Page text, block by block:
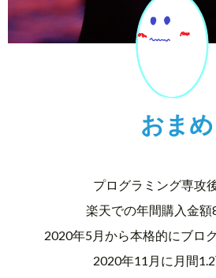
おまめ
プログラミング専攻
楽天での年間購入金額
2020年5月から本格的にブロ
2020年11月に月間